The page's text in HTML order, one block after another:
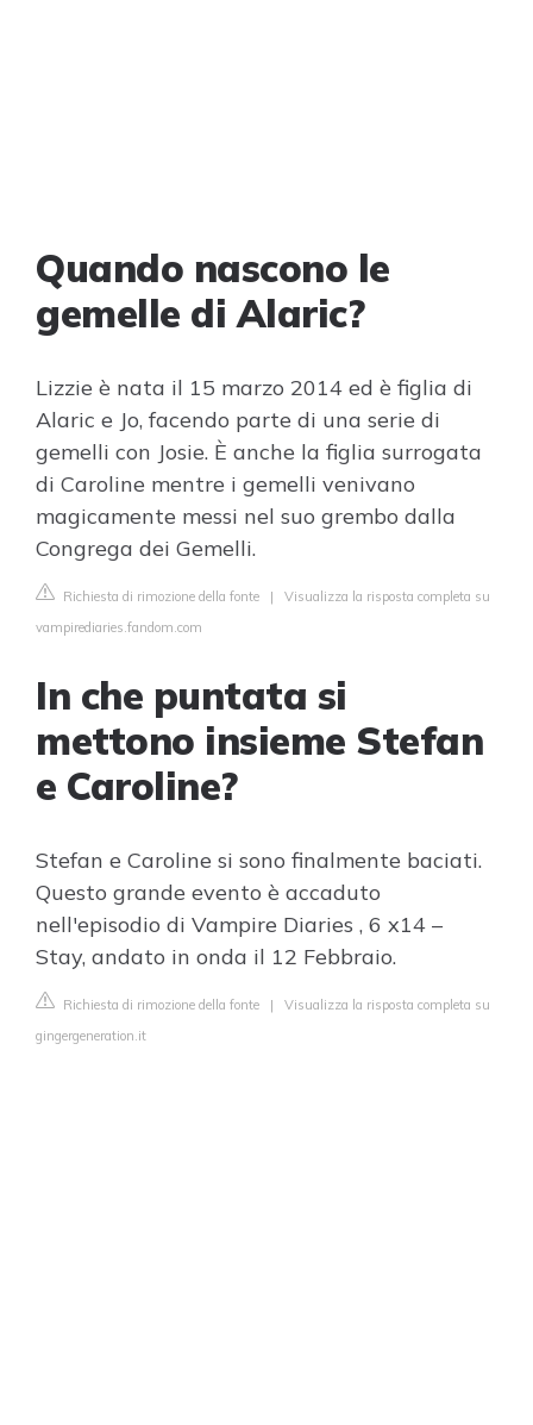
Quando nascono le
gemelle di Alaric?
Lizzie è nata il 15 marzo 2014 ed è figlia di
Alaric e Jo, facendo parte di una serie di
gemelli con Josie. È anche la figlia surrogata
di Caroline mentre i gemelli venivano
magicamente messi nel suo grembo dalla
Congrega dei Gemelli.
Richiesta di rimozione della fonte | Visualizza la risposta completa su
vampirediaries.fandom.com
In che puntata si
mettono insieme Stefan
e Caroline?
Stefan e Caroline si sono finalmente baciati.
Questo grande evento è accaduto
nell'episodio di Vampire Diaries , 6 x14 –
Stay, andato in onda il 12 Febbraio.
Richiesta di rimozione della fonte | Visualizza la risposta completa su
gingergeneration.it